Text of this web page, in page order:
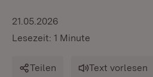
21.05.2026
Lesezeit: 1 Minute
Teilen Text vorlesen